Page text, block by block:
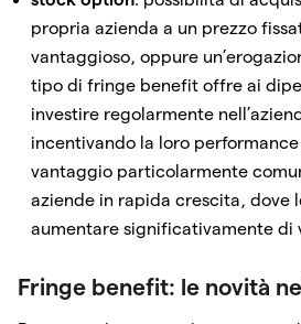
propria azienda a un prezzo
vantaggioso, oppure
tipo di fringe benefit offre ai
investire regolarmente
incentivando la loro
vantaggio particolarmente
aziende in rapida crescita, dove
aumentare significativamente di
Fringe benefit: le novità